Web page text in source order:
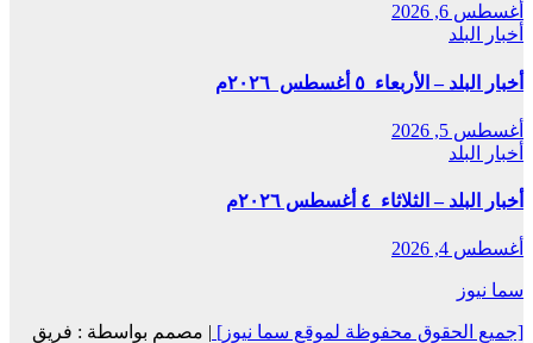
أغسطس 6, 2026
أخبار البلد
أخبار البلد – الأربعاء ٥ أغسطس ٢٠٢٦م
أغسطس 5, 2026
أخبار البلد
أخبار البلد – الثلاثاء ٤ أغسطس ٢٠٢٦م
أغسطس 4, 2026
سما نيوز
[جميع الحقوق محفوظة لموقع سما نيوز] مصمم بواسطة : فريق